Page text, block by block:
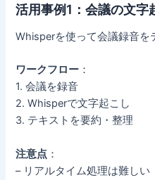
活用事例1：会議の文字
Whisperを使って会議録音を
ワークフロー ：
1. 会議を録音
2. Whisperで文字起こし
3. テキストを要約・整理
注意点 ：
– リアルタイム処理は難しい